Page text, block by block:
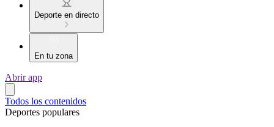
Deporte en directo
En tu zona
Abrir app
Todos los contenidos
Deportes populares